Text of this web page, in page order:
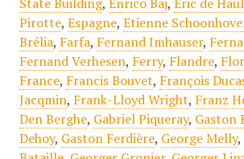
Pirotte, Espagne, Etienne
Brélia, Farfa, Fernand Imhauser,
Fernand Verhesen, Ferry, Flandre,
France, Francis Bouvet, François
Jacqmin, Frank-Lloyd Wright, Franz
Den Berghe, Gabriel Piqueray, Gaston
Dehoy, Gaston Ferdière, George Melly,